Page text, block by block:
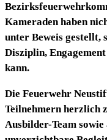
Kameraden haben
unter Beweis gestellt,
Disziplin,
kann.
Die Feuerwehr
Teilnehmern herzlich
Ausbilder-Team